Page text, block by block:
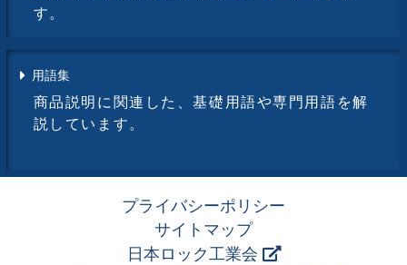
す。
用語集
商品説明に関連した、基礎用語や専門用語を解
説しています。
プライバシーポリシー
サイトマップ
日本ロック工業会